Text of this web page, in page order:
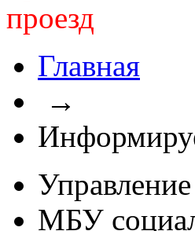
проезд
Главная
→
Управление
МБУ